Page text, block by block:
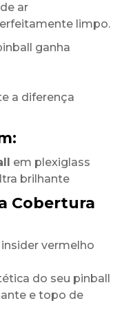
ar
limpo.
ganha
a diferença
em plexiglass
brilhante
Cobertura
vermelho
do seu pinball
e topo de